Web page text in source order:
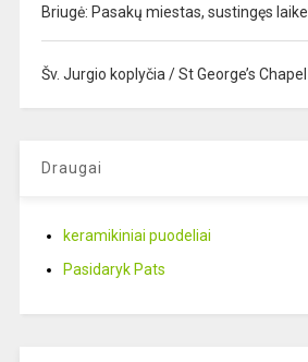
Briugė: Pasakų miestas, sustingęs laike
Šv. Jurgio koplyčia / St George’s Chapel
Draugai
keramikiniai puodeliai
Pasidaryk Pats